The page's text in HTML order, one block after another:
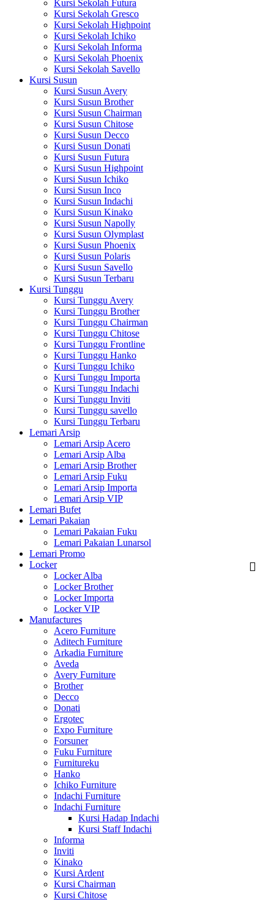
Kursi Sekolah Futura
Kursi Sekolah Gresco
Kursi Sekolah Highpoint
Kursi Sekolah Ichiko
Kursi Sekolah Informa
Kursi Sekolah Phoenix
Kursi Sekolah Savello
Kursi Susun
Kursi Susun Avery
Kursi Susun Brother
Kursi Susun Chairman
Kursi Susun Chitose
Kursi Susun Decco
Kursi Susun Donati
Kursi Susun Futura
Kursi Susun Highpoint
Kursi Susun Ichiko
Kursi Susun Inco
Kursi Susun Indachi
Kursi Susun Kinako
Kursi Susun Napolly
Kursi Susun Olymplast
Kursi Susun Phoenix
Kursi Susun Polaris
Kursi Susun Savello
Kursi Susun Terbaru
Kursi Tunggu
Kursi Tunggu Avery
Kursi Tunggu Brother
Kursi Tunggu Chairman
Kursi Tunggu Chitose
Kursi Tunggu Frontline
Kursi Tunggu Hanko
Kursi Tunggu Ichiko
Kursi Tunggu Importa
Kursi Tunggu Indachi
Kursi Tunggu Inviti
Kursi Tunggu savello
Kursi Tunggu Terbaru
Lemari Arsip
Lemari Arsip Acero
Lemari Arsip Alba
Lemari Arsip Brother
Lemari Arsip Fuku
Lemari Arsip Importa
Lemari Arsip VIP
Lemari Bufet
Lemari Pakaian
Lemari Pakaian Fuku
Lemari Pakaian Lunarsol
Lemari Promo
Locker
Locker Alba
Locker Brother
Locker Importa
Locker VIP
Manufactures
Acero Furniture
Aditech Furniture
Arkadia Furniture
Aveda
Avery Furniture
Brother
Decco
Donati
Ergotec
Expo Furniture
Forsuner
Fuku Furniture
Furnitureku
Hanko
Ichiko Furniture
Indachi Furniture
Indachi Furniture
Kursi Hadap Indachi
Kursi Staff Indachi
Informa
Inviti
Kinako
Kursi Ardent
Kursi Chairman
Kursi Chitose